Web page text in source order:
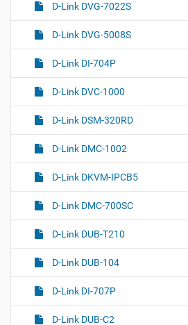
D-Link DVG-7022S
D-Link DVG-5008S
D-Link DI-704P
D-Link DVC-1000
D-Link DSM-320RD
D-Link DMC-1002
D-Link DKVM-IPCB5
D-Link DMC-700SC
D-Link DUB-T210
D-Link DUB-104
D-Link DI-707P
D-Link DUB-C2